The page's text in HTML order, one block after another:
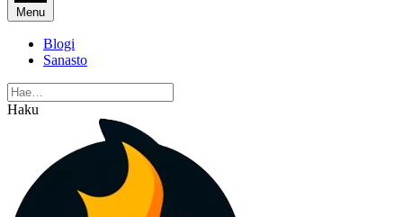
Menu
Blogi
Sanasto
Haku